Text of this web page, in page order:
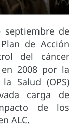
septiembre de
de Acción
del cáncer
2008 por la
Salud (OPS)
carga de
de los
ALC.